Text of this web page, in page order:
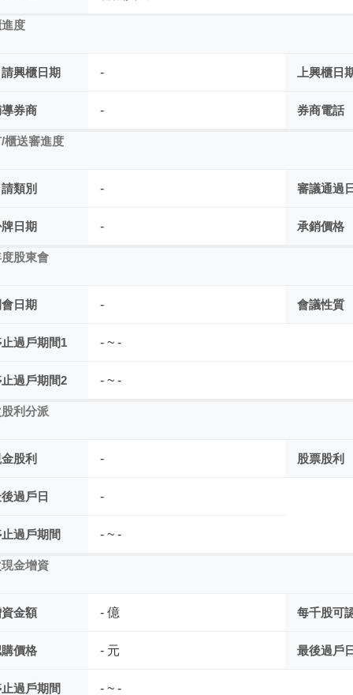
度
興櫃日期 - 上興櫃日
券商 - 券商電話
櫃送審進度
類別 - 審議通過
日期 - 承銷價格
股東會
日期 - 會議性質
過戶期間1 - ~ -
過戶期間2 - ~ -
利分派
股利 - 股票股利
過戶日 -
過戶期間 - ~ -
金增資
金額 - 億 每千股可
價格 - 元 最後過戶日
過戶期間 - ~ -